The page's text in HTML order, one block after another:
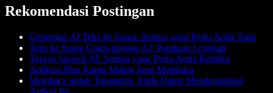
Rekomendasi Postingan
Generator AI Teks ke Suara: Semua yang Perlu Anda Tahu
Teks ke Suara Gratis dengan AI: Panduan Lengkap
Text to Speech AI: Semua yang Perlu Anda Ketahui
Aplikasi Biar Kamu Makin Jago Membaca
Membaca untuk Tunanetra: Anda Dapat Mendengarkan